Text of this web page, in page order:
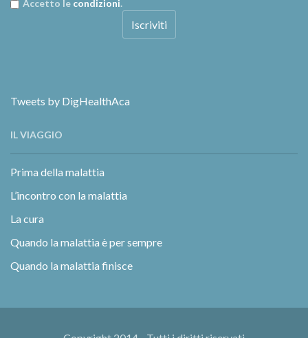
Accetto le condizioni.
Tweets by DigHealthAca
IL VIAGGIO
Prima della malattia
L’incontro con la malattia
La cura
Quando la malattia è per sempre
Quando la malattia finisce